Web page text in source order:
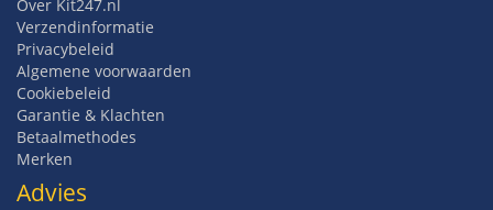
Over Kit247.nl
Verzendinformatie
Privacybeleid
Algemene voorwaarden
Cookiebeleid
Garantie & Klachten
Betaalmethodes
Merken
Advies